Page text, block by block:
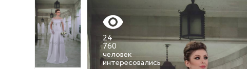
24
760
человек
интересовались